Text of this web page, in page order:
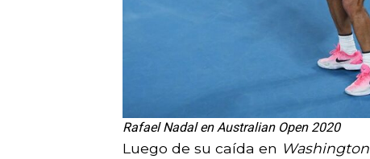
Rafael Nadal en Australian Open 2020
Luego de su caída en Washington